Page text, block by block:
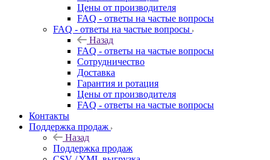
Цены от производителя
FAQ - ответы на частые вопросы
FAQ - ответы на частые вопросы
Назад
FAQ - ответы на частые вопросы
Сотрудничество
Доставка
Гарантия и ротация
Цены от производителя
FAQ - ответы на частые вопросы
Контакты
Поддержка продаж
Назад
Поддержка продаж